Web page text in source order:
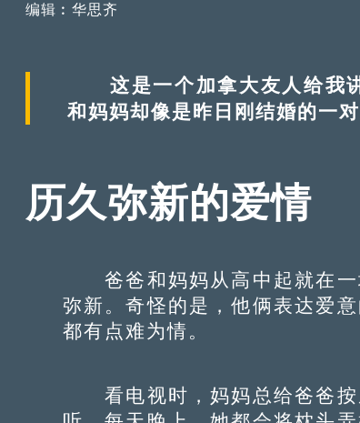
编辑︰华思齐
这是一个加拿大友人给我
和妈妈却像是昨日刚结婚的一
历久弥新的爱情
爸爸和妈妈从高中起就在一
弥新。奇怪的是，他俩表达爱
都有点难为情。
看电视时，妈妈总给爸爸按